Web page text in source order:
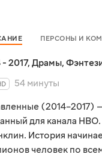
ПЕРСОНЫ И
2017, Драмы,
54 минуты
(2014–2017)
для канала
История
человек по